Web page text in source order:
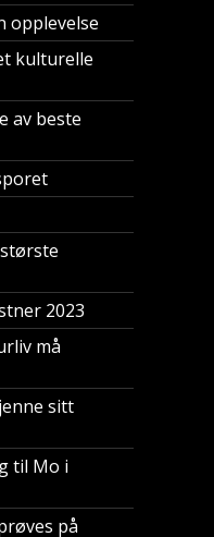
opplevelse
kulturelle
av beste
2023
må
sitt
til Mo i
på